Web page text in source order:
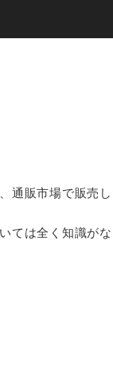
通販市場で販売
ては全く知識が